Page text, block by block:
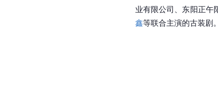
业有限公司、 东阳正午
鑫等联合主演的古装剧